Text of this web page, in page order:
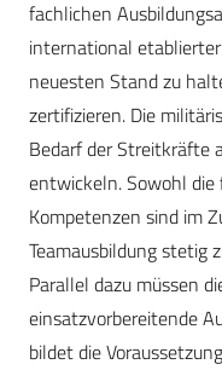
fachlichen
international
neuesten Stand zu
zertifizieren. Die
Bedarf der Streitkräfte
entwickeln. Sowohl
Kompetenzen sind im
Teamausbildung stetig
Parallel dazu müssen
einsatzvorbereitende
bildet die